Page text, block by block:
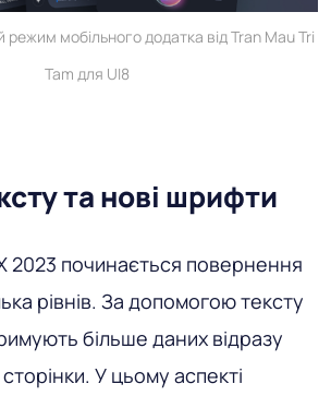
мобільного додатка від Tran Mau Tri
Tam для UI8
та нові шрифти
2023 починається повернення
рівнів. За допомогою тексту
більше даних відразу
сторінки. У цьому аспекті